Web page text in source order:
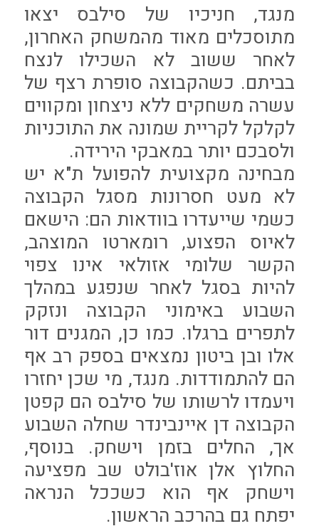
מנגד, חניכיו של סילבס יצאו
מתוסכלים מאוד מהמשחק האחרון,
לאחר ששוב לא השכילו לנצח
בביתם. כשהקבוצה סופרת רצף של
עשרה משחקים ללא ניצחון ומקווים
לקלקל לקריית שמונה את התוכניות
ולסבכם יותר במאבקי הירידה.
מבחינה מקצועית להפועל ת"א יש
לא מעט חסרונות מסגל הקבוצה
כשמי שייעדרו בוודאות הם: הישאם
לאיוס הפצוע, רומארטו המוצהב,
הקשר שלומי אזולאי אינו צפוי
להיות בסגל לאחר שנפגע במהלך
השבוע באימוני הקבוצה ונזקק
לתפרים ברגלו. כמו כן, המגנים דור
אלו ובן ביטון נמצאים בספק רב אף
הם להתמודדות. מנגד, מי שכן יחזרו
ויעמדו לרשותו של סילבס הם קפטן
הקבוצה דן איינבינדר שחלה השבוע
אך, החלים בזמן וישחק. בנוסף,
החלוץ אלן אוז'בולט שב מפציעה
וישחק אף הוא כשככל הנראה
יפתח גם בהרכב הראשון.